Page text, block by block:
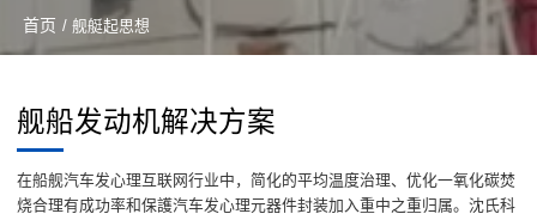
首页 / 舰艇起思想
舰船发动机解决方案
在船舰汽车发心理互联网行业中，简化的平均温度治理、优化一氧化碳焚
烧合理有成功率和保護汽车发心理元器件封装加入重中之重归属。沈氏科